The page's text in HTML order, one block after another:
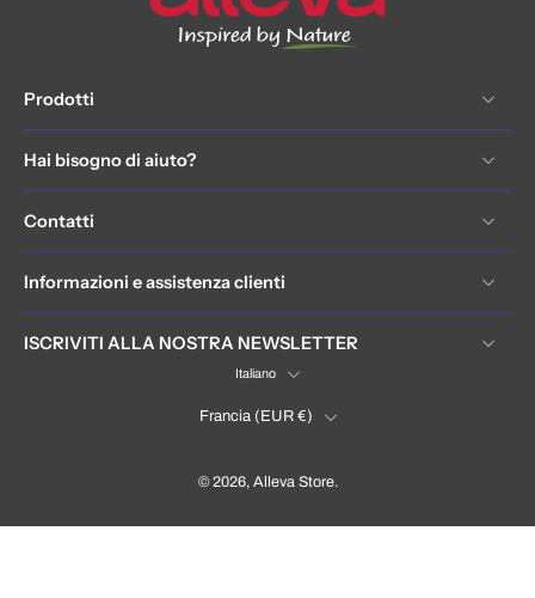
Prodotti
Hai bisogno di aiuto?
Contatti
Informazioni e assistenza clienti
ISCRIVITI ALLA NOSTRA NEWSLETTER
Italiano
Francia ‎(EUR €)‎
© 2026, Alleva Store.